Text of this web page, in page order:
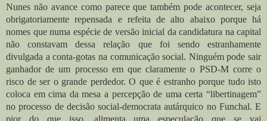
Nunes não avance como parece que também pode acontecer, seja
obrigatoriamente repensada e refeita de alto abaixo porque há
nomes que numa espécie de versão inicial da candidatura na capital
não constavam dessa relação que foi sendo estranhamente
divulgada a conta-gotas na comunicação social. Ninguém pode sair
ganhador de um processo em que claramente o PSD-M corre o
risco de ser o grande perdedor. O que é estranho porque tudo isto
coloca em cima da mesa a percepção de uma certa “libertinagem”
no processo de decisão social-democrata autárquico no Funchal. E
pior do que isso, alimenta uma especulação que se vai